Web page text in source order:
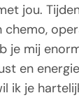
jou.
chemo,
je mij
en
ik je